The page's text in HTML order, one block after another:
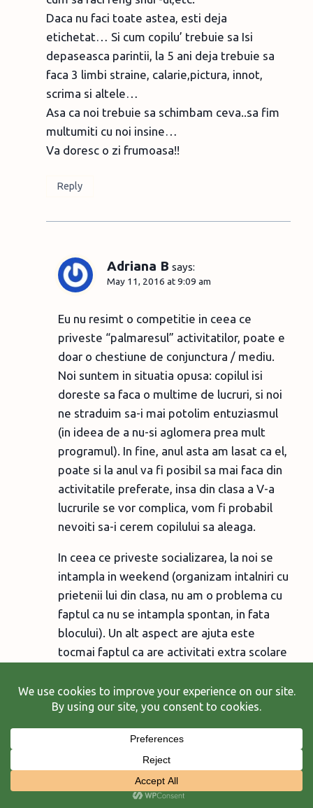
Daca nu faci toate astea, esti deja
etichetat… Si cum copilu’ trebuie sa Isi
depaseasca parintii, la 5 ani deja trebuie sa
faca 3 limbi straine, calarie,pictura, innot,
scrima si altele…
Asa ca noi trebuie sa schimbam ceva..sa fim
multumiti cu noi insine…
Va doresc o zi frumoasa!!
Reply
Adriana B says:
May 11, 2016 at 9:09 am
Eu nu resimt o competitie in ceea ce
priveste “palmaresul” activitatilor, poate e
doar o chestiune de conjunctura / mediu.
Noi suntem in situatia opusa: copilul isi
doreste sa faca o multime de lucruri, si noi
ne straduim sa-i mai potolim entuziasmul
(in ideea de a nu-si aglomera prea mult
programul). In fine, anul asta am lasat ca el,
poate si la anul va fi posibil sa mai faca din
activitatile preferate, insa din clasa a V-a
lucrurile se vor complica, vom fi probabil
nevoiti sa-i cerem copilului sa aleaga.
In ceea ce priveste socializarea, la noi se
intampla in weekend (organizam intalniri cu
prietenii lui din clasa, nu am o problema cu
faptul ca nu se intampla spontan, in fata
blocului). Un alt aspect are ajuta este
tocmai faptul ca are activitati extra scolare
s-a imprietenit cu un baietel chitarist, de
cateva luni repeta impreuna, exista
posibilitatea sa mearga impreuna in